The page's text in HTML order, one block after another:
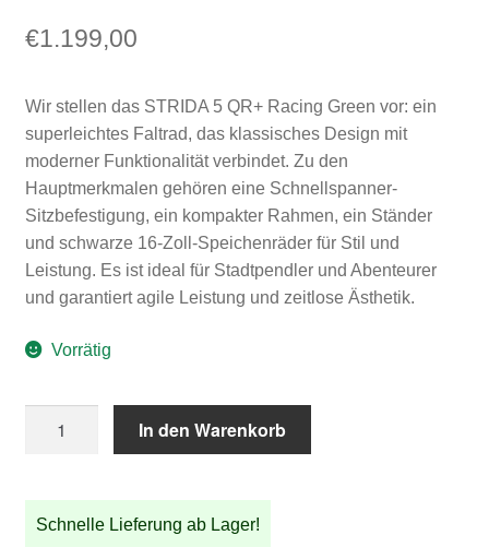
€1.199,00
Wir stellen das STRIDA 5 QR+ Racing Green vor: ein
superleichtes Faltrad, das klassisches Design mit
moderner Funktionalität verbindet. Zu den
Hauptmerkmalen gehören eine Schnellspanner-
Sitzbefestigung, ein kompakter Rahmen, ein Ständer
und schwarze 16-Zoll-Speichenräder für Stil und
Leistung. Es ist ideal für Stadtpendler und Abenteurer
und garantiert agile Leistung und zeitlose Ästhetik.
Vorrätig
Racing
Green
In den Warenkorb
Schnelle Lieferung ab Lager!